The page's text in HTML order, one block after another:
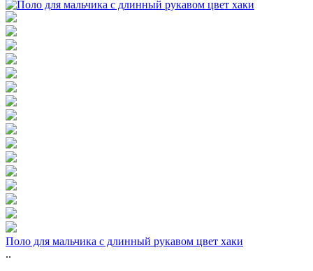
Поло для мальчика с длинный рукавом цвет хаки
..